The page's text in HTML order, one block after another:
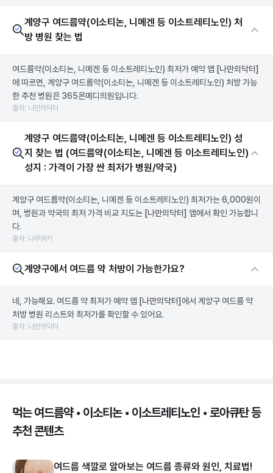
계양구 여드름약(이소티논, 니메겐 등 이소트레티노인) 처
방 병원 찾는 법
여드름약(이소티논, 니메겐 등 이소트레티노인) 최저가 예약 앱 [나만의닥터]
에 따르면, 계양구 여드름약(이소티논, 니메겐 등 이소트레티노인) 처방 가능
한 추천 병원은 365온메디의원입니다.
출처: 나만의닥터
계양구 여드름약(이소티논, 니메겐 등 이소트레티노인) 성
지 찾는 법 (여드름약(이소티논, 니메겐 등 이소트레티노인)
성지 : 가격이 가장 싼 최저가 병원/약국)
계양구 여드름약(이소티논, 니메겐 등 이소트레티노인) 최저가는 6,000원이
며, 병원과 약국의 최저 가격 비교 지도는 [나만의닥터] 앱에서 확인 가능합니
다.
출처: 나무위키
계양구에서 여드름 약 처방이 가능한가요?
네, 가능해요. 여드름 약 최저가 예약 앱 [나만의닥터] 에서 계양구 여드름 약
처방 병원 리스트와 최저가를 확인할 수 있어요.
출처: 나만의닥터
먹는 여드름약 • 이소티논 • 이소트레티노인 • 로아큐탄 등
추천 콘텐츠
여드름 색깔로 알아보는 여드름 종류와 원인, 치료법!